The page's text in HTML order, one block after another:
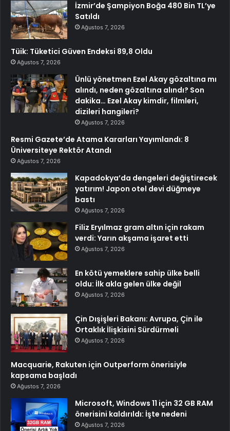
İzmir’de Şampiyon Boğa 480 Bin TL’ye
Satıldı
Ağustos 7, 2026
Tüik: Tüketici Güven Endeksi 89,8 Oldu
Ağustos 7, 2026
Ünlü yönetmen Ezel Akay gözaltına mı
alındı, neden gözaltına alındı? Son
dakika… Ezel Akay kimdir, filmleri,
dizileri hangileri?
Ağustos 7, 2026
Resmi Gazete’de Atama Kararları Yayımlandı: 8
Üniversiteye Rektör Atandı
Ağustos 7, 2026
Kapadokya’da dengeleri değiştirecek
yatırım! Japon otel devi düğmeye
bastı
Ağustos 7, 2026
Filiz Eryılmaz gram altın için rakam
verdi: Yarın akşama işaret etti
Ağustos 7, 2026
En kötü yemeklere sahip ülke belli
oldu: İlk akla gelen ülke değil
Ağustos 7, 2026
Çin Dışişleri Bakanı: Avrupa, Çin ile
Ortaklık İlişkisini Sürdürmeli
Ağustos 7, 2026
Macquarie, Rakuten için Outperform önerisiyle
kapsama başladı
Ağustos 7, 2026
Microsoft, Windows 11 için 32 GB RAM
önerisini kaldırıldı: İşte nedeni
Ağustos 7, 2026